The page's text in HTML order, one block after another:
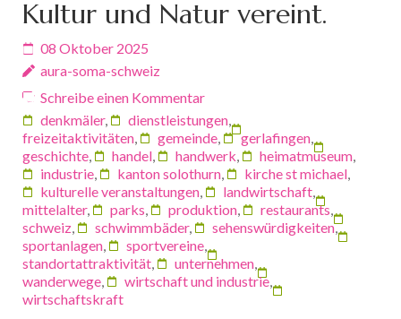
Kultur und Natur vereint.
08 Oktober 2025
aura-soma-schweiz
Schreibe einen Kommentar
denkmäler, dienstleistungen,
freizeitaktivitäten, gemeinde, gerlafingen,
geschichte, handel, handwerk, heimatmuseum,
industrie, kanton solothurn, kirche st michael,
kulturelle veranstaltungen, landwirtschaft,
mittelalter, parks, produktion, restaurants,
schweiz, schwimmbäder, sehenswürdigkeiten,
sportanlagen, sportvereine,
standortattraktivität, unternehmen,
wanderwege, wirtschaft und industrie,
wirtschaftskraft